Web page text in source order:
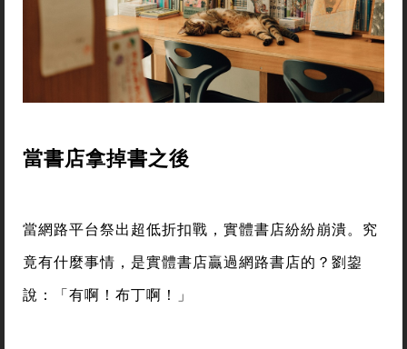
當書店拿掉書之後
當網路平台祭出超低折扣戰，實體書店紛紛崩潰。究
竟有什麼事情，是實體書店贏過網路書店的？劉鋆
說：「有啊！布丁啊！」